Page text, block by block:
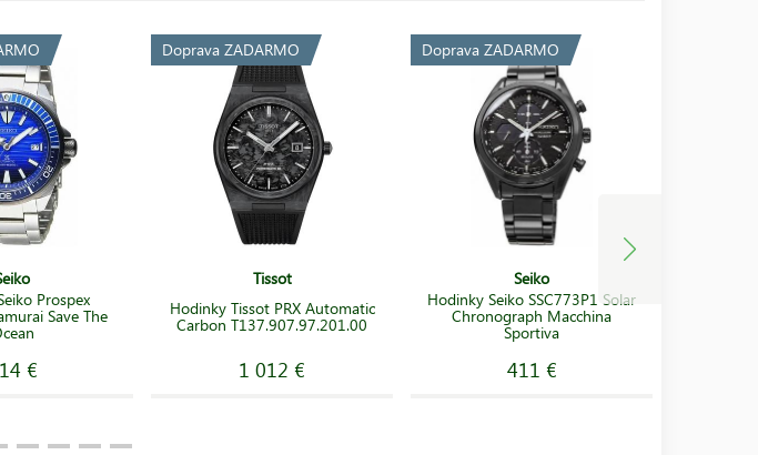
Prospex
Save The
€
Doprava ZADARMO
Tissot
Hodinky Tissot PRX Automatic
Carbon T137.907.97.201.00
1 012 €
Doprava ZADARMO
Seiko
Hodinky Seiko SSC773P1 Solar
Chronograph Macchina
Sportiva
411 €